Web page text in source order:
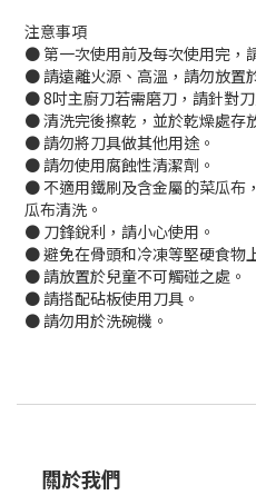
注意事項
● 第一次使用前及每次使用完，
● 請遠離火源、高溫，請勿放置
● 8吋主廚刀若需磨刀，請針對
● 清洗完後擦乾，並於乾燥處存
● 請勿將刀具做其他用途。
● 請勿使用腐蝕性清潔劑。
● 不適用鐵刷及含金屬的菜瓜布
瓜布清洗。
● 刀鋒銳利，請小心使用。
● 避免在骨頭和冷凍等堅硬食物
● 請放置於兒童不可觸碰之處。
● 請搭配砧板使用刀具。
● 請勿用於洗碗機。
關於我們